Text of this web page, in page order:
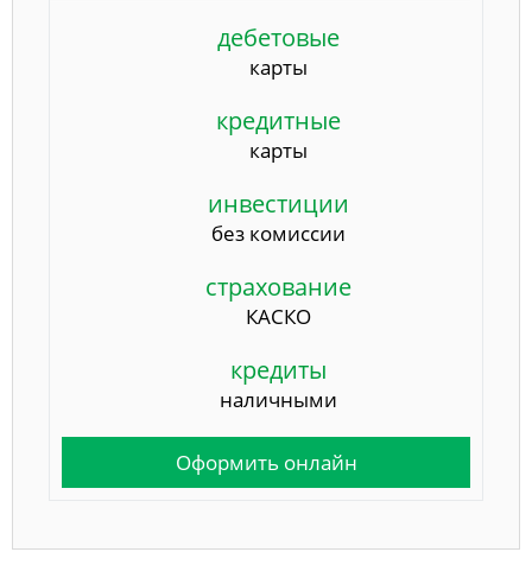
дебетовые
карты
кредитные
карты
инвестиции
без комиссии
страхование
КАСКО
кредиты
наличными
Оформить онлайн